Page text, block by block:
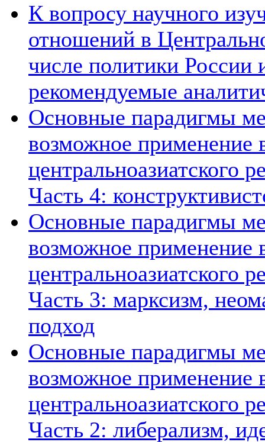
К вопросу научного
отношений в
числе политики России
рекомендуемые
Основные парадигмы
возможное применение
центральноазиатского
Часть 4:
Основные парадигмы
возможное применение
центральноазиатского
Часть 3: марксизм,
подход
Основные парадигмы
возможное применение
центральноазиатского
Часть 2: либерализм,